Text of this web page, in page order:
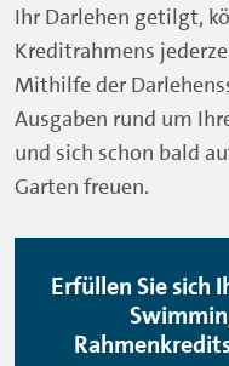
Ihr Darlehen getilgt,
Kreditrahmens
Mithilfe der
Ausgaben rund um
und sich schon bald
Garten freuen.
Erfüllen Sie sich